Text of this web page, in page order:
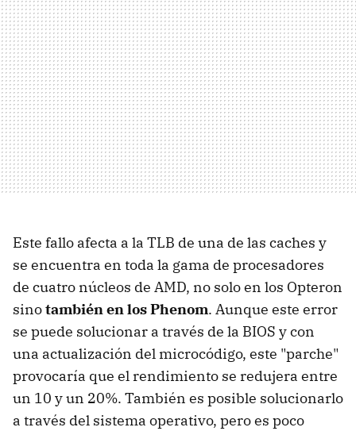
Este fallo afecta a la TLB de una de las caches y
se encuentra en toda la gama de procesadores
de cuatro núcleos de AMD, no solo en los Opteron
sinotambién en los Phenom. Aunque este error
se puede solucionar a través de la BIOS y con
una actualización del microcódigo, este "parche"
provocaría que el rendimiento se redujera entre
un 10 y un 20%. También es posible solucionarlo
a través del sistema operativo, pero es poco